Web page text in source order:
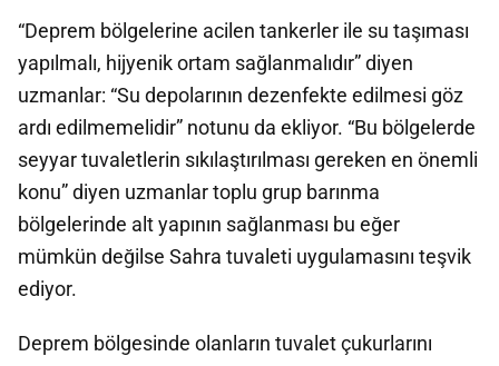
“Deprem bölgelerine acilen tankerler ile su taşıması
yapılmalı, hijyenik ortam sağlanmalıdır” diyen
uzmanlar: “Su depolarının dezenfekte edilmesi göz
ardı edilmemelidir” notunu da ekliyor. “Bu bölgelerde
seyyar tuvaletlerin sıkılaştırılması gereken en önemli
konu” diyen uzmanlar toplu grup barınma
bölgelerinde alt yapının sağlanması bu eğer
mümkün değilse Sahra tuvaleti uygulamasını teşvik
ediyor.
Deprem bölgesinde olanların tuvalet çukurlarını